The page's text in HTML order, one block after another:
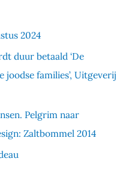
2024
duur betaald ‘De
joodse families’, Uitgeverij
Pelgrim naar
Zaltbommel 2014